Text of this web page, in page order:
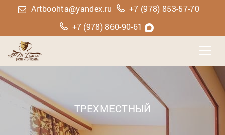
Artboohta@yandex.ru
+7 (978) 853-57-70
+7 (978) 860-90-61
ТРЕХМЕСТНЫЙ